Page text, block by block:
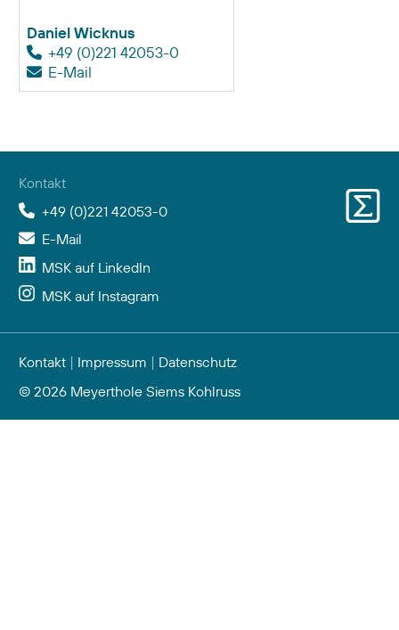
Daniel Wicknus
+49 (0)221 42053-0
E-Mail
Kontakt
+49 (0)221 42053-0
E-Mail
MSK auf LinkedIn
MSK auf Instagram
Kontakt | Impressum | Datenschutz
© 2026 Meyerthole Siems Kohlruss